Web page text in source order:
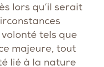
lors qu’il serait
tels que
majeure, tout
lié à la nature